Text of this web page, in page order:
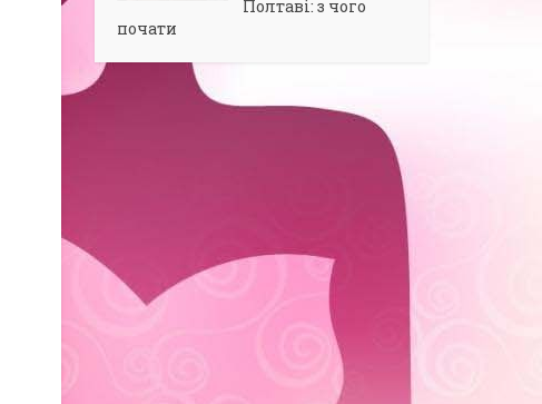
Полтаві: з чого
почати